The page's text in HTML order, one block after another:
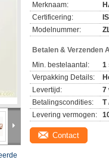
Merknaam:
Certificering:
Modelnummer:
Betalen & Verzenden
Min. bestelaantal:
1
Verpakking Details:
Levertijd:
7
Betalingscondities:
T
Levering vermogen:
Contact